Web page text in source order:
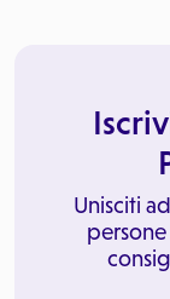
Unisciti